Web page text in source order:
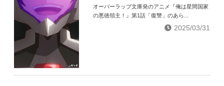
オーバーラップ文庫発のアニメ『俺は星間国家
の悪徳領主！』第1話「復讐」のあら...
2025/03/31